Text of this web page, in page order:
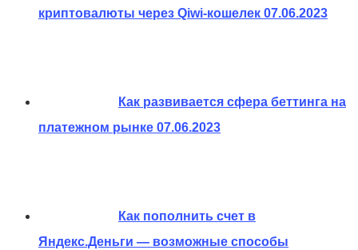
криптовалюты через Qiwi-кошелек 07.06.2023
Как развивается сфера беттинга на
платежном рынке 07.06.2023
Как пополнить счет в
Яндекс.Деньги — возможные способы